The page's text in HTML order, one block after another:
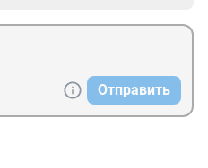
Отправить